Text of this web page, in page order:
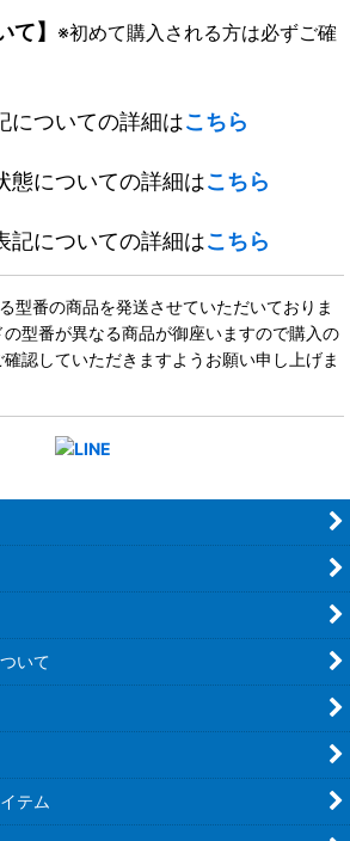
て】 ※初めて購入される方は必ずご確
についての詳細はこちら
についての詳細はこちら
についての詳細はこちら
型番の商品を発送させていただいておりま
型番が異なる商品が御座いますので購入の
認していただきますようお願い申し上げま
いて
テム